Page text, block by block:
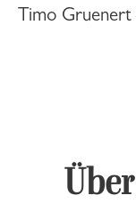
Timo